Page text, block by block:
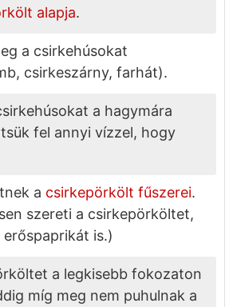
alapja.
a csirkehúsokat
csirkeszárny, farhát).
a hagymára
fel annyi vízzel, hogy
a csirkepörkölt fűszerei.
szereti a csirkepörköltet,
is.)
a legkisebb fokozaton
míg meg nem puhulnak a